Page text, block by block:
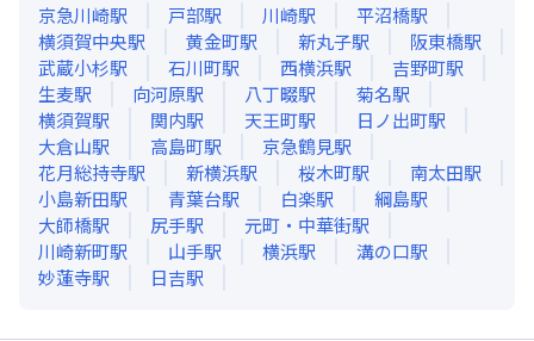
京急川崎駅 戸部駅 川崎駅 平沼橋駅
横須賀中央駅 黄金町駅 新丸子駅 阪東橋駅
武蔵小杉駅 石川町駅 西横浜駅 吉野町駅
生麦駅 向河原駅 八丁畷駅 菊名駅
横須賀駅 関内駅 天王町駅 日ノ出町駅
大倉山駅 高島町駅 京急鶴見駅
花月総持寺駅 新横浜駅 桜木町駅 南太田駅
小島新田駅 青葉台駅 白楽駅 綱島駅
大師橋駅 尻手駅 元町・中華街駅
川崎新町駅 山手駅 横浜駅 溝の口駅
妙蓮寺駅 日吉駅